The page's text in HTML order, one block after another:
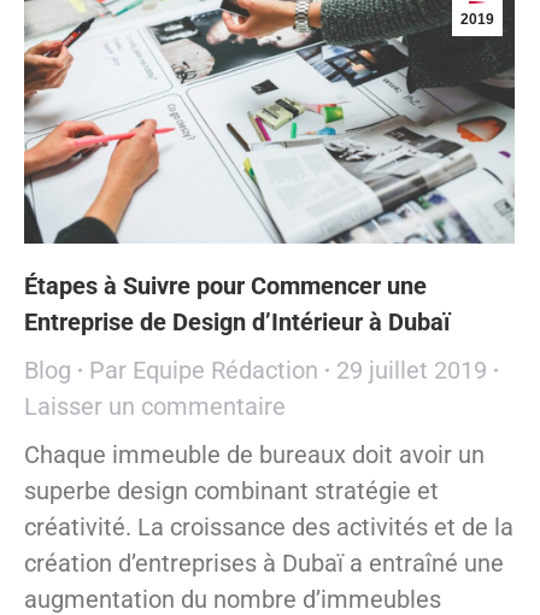
2019
Étapes à Suivre pour Commencer une
Entreprise de Design d’Intérieur à Dubaï
Blog
Par Equipe Rédaction
29 juillet 2019
Laisser un commentaire
Chaque immeuble de bureaux doit avoir un
superbe design combinant stratégie et
créativité. La croissance des activités et de la
création d’entreprises à Dubaï a entraîné une
augmentation du nombre d’immeubles